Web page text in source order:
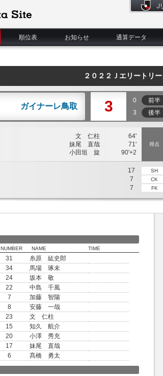
順位表 お知らせ 通算データ
２０２２Ｊエリートリ
ガイナーレ鳥取 3 0 前半
3
後半
文 仁柱
64'
妹尾 直哉
71'
小田垣 旋
90'+2
得点
17 SH
7
CK
7
FK
NUMBER NAME TIME
31
糸原 紘史郎
34
馬場 琢未
24
坂本 敬
22
中島 千風
7
加藤 智陽
8
安藤 一哉
23
文 仁柱
15
知久 航介
20
小澤 秀充
17
妹尾 直哉
6 髙橋 勇太